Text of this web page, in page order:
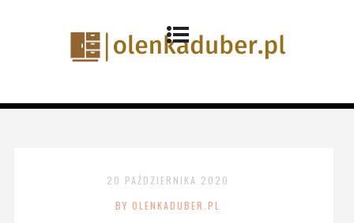
20 PAŹDZIERNIKA 2020
BY OLENKADUBER.PL